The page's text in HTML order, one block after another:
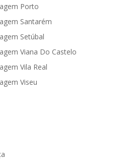
Porto
Santarém
Setúbal
Viana Do Castelo
Vila Real
Viseu